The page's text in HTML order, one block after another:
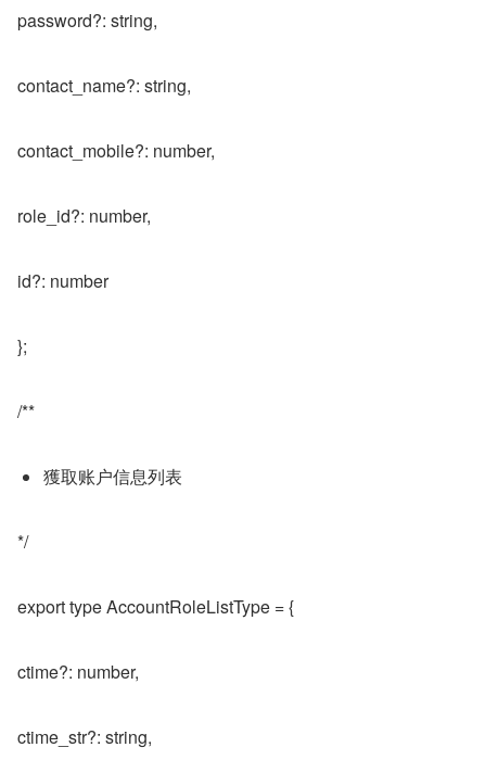
password?: string,
contact_name?: string,
contact_mobile?: number,
role_id?: number,
id?: number
};
/**
獲取账户信息列表
*/
export type AccountRoleListType = {
ctime?: number,
ctime_str?: string,